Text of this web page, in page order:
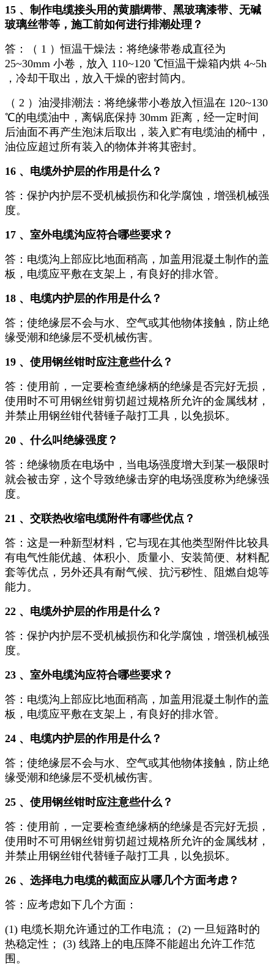
15 、制作电缆接头用的黄腊绸带、黑玻璃漆带、无碱
玻璃丝带等，施工前如何进行排潮处理？
答：（ 1 ）恒温干燥法：将绝缘带卷成直径为
25~30mm 小卷，放入 110~120 ℃恒温干燥箱内烘 4~5h
，冷却干取出，放入干燥的密封筒内。
（ 2 ）油浸排潮法：将绝缘带小卷放入恒温在 120~130
℃的电缆油中，离锅底保持 30mm 距离，经一定时间
后油面不再产生泡沫后取出，装入贮有电缆油的桶中，
油位应超过所有装入的物体并将其密封。
16 、电缆外护层的作用是什么？
答：保护内护层不受机械损伤和化学腐蚀，增强机械强
度。
17 、室外电缆沟应符合哪些要求？
答：电缆沟上部应比地面稍高，加盖用混凝土制作的盖
板，电缆应平敷在支架上，有良好的排水管。
18 、电缆内护层的作用是什么？
答；使绝缘层不会与水、空气或其他物体接触，防止绝
缘受潮和绝缘层不受机械伤害。
19 、使用钢丝钳时应注意些什么？
答：使用前，一定要检查绝缘柄的绝缘是否完好无损，
使用时不可用钢丝钳剪切超过规格所允许的金属线材，
并禁止用钢丝钳代替锤子敲打工具，以免损坏。
20 、什么叫绝缘强度？
答：绝缘物质在电场中，当电场强度增大到某一极限时
就会被击穿，这个导致绝缘击穿的电场强度称为绝缘强
度。
21 、交联热收缩电缆附件有哪些优点？
答：这是一种新型材料，它与现在其他类型附件比较具
有电气性能优越、体积小、质量小、安装简便、材料配
套等优点，另外还具有耐气候、抗污秽性、阻燃自熄等
能力。
22 、电缆外护层的作用是什么？
答：保护内护层不受机械损伤和化学腐蚀，增强机械强
度。
23 、室外电缆沟应符合哪些要求？
答：电缆沟上部应比地面稍高，加盖用混凝土制作的盖
板，电缆应平敷在支架上，有良好的排水管。
24 、电缆内护层的作用是什么？
答；使绝缘层不会与水、空气或其他物体接触，防止绝
缘受潮和绝缘层不受机械伤害。
25 、使用钢丝钳时应注意些什么？
答：使用前，一定要检查绝缘柄的绝缘是否完好无损，
使用时不可用钢丝钳剪切超过规格所允许的金属线材，
并禁止用钢丝钳代替锤子敲打工具，以免损坏。
26 、选择电力电缆的截面应从哪几个方面考虑？
答：应考虑如下几个方面：
(1) 电缆长期允许通过的工作电流； (2) 一旦短路时的
热稳定性； (3) 线路上的电压降不能超出允许工作范
围。